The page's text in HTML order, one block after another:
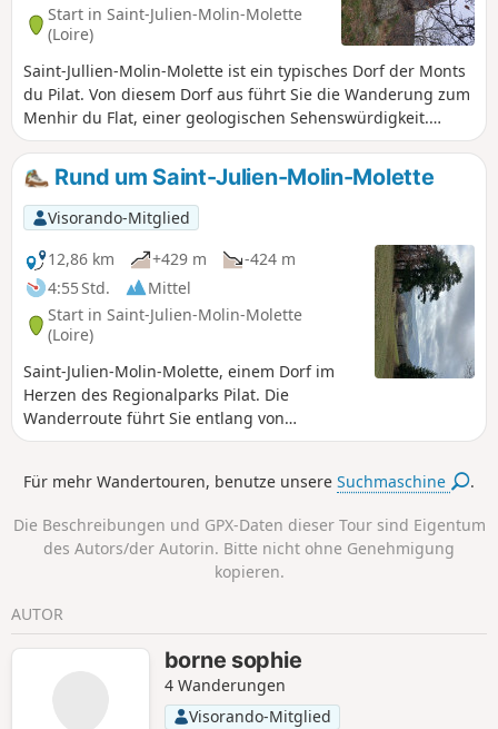
Start in Saint-Julien-Molin-Molette
(Loire)
Saint-Jullien-Molin-Molette ist ein typisches Dorf der Monts
du Pilat. Von diesem Dorf aus führt Sie die Wanderung zum
Menhir du Flat, einer geologischen Sehenswürdigkeit.
Nachdem Sie das Dorf Colombier durchquert haben,
wandern Sie durch den Wald, wo Sie von Zeit zu Zeit schöne
Ausblicke auf die Monts du Pilat und die Täler genießen
können.
Rund um Saint-Julien-Molin-Molette
Visorando-Mitglied
12,86 km
+429 m
-424 m
4:55 Std.
Mittel
Start in Saint-Julien-Molin-Molette
(Loire)
Saint-Julien-Molin-Molette, einem Dorf im
Herzen des Regionalparks Pilat. Die
Wanderroute führt Sie entlang von
Wasserläufen und bewaldeten Hügeln bis
Croix de Sainte-Blandine, das am Jakobsweg
bietet sich Ihnen bei gutem Wetter ein
schöner Blick bis zu den Alpen.
Für mehr Wandertouren, benutze unsereSuchmaschine .
Die Beschreibungen und GPX-Daten dieser Tour sind Eigentum
des Autors/der Autorin. Bitte nicht ohne Genehmigung
kopieren.
AUTOR
borne sophie
4 Wanderungen
Visorando-Mitglied